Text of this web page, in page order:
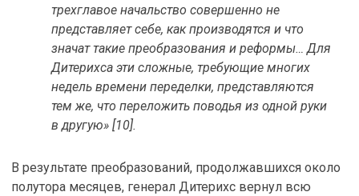
трехглавое начальство совершенно не
представляет себе, как производятся и что
значат такие преобразования и реформы… Для
Дитерихса эти сложные, требующие многих
недель времени переделки, представляются
тем же, что переложить поводья из одной руки
в другую» [10].
В результате преобразований, продолжавшихся около
полутора месяцев, генерал Дитерихс вернул всю